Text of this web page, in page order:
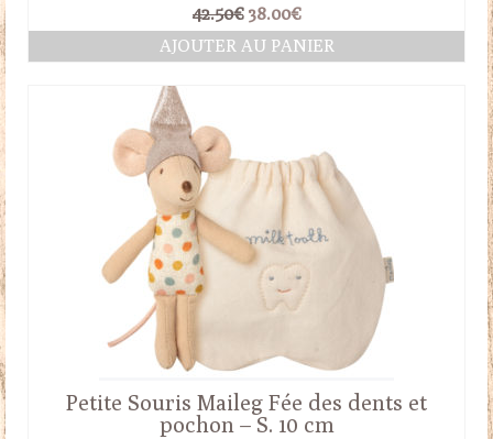
42.50€ Le
prix
initial
38.00€Le
prix
actuel
AJOUTER AU PANIER
Petite Souris Maileg Fée des dents et
pochon – S. 10 cm